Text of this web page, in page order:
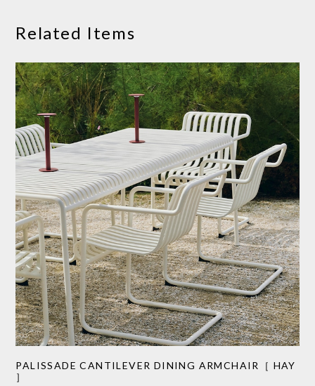
Related Items
PALISSADE CANTILEVER DINING ARMCHAIR［ HAY
］